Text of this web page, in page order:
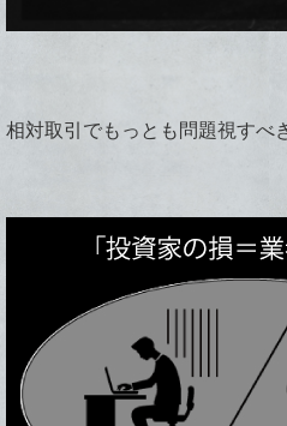
相対取引でもっとも問題視すべ